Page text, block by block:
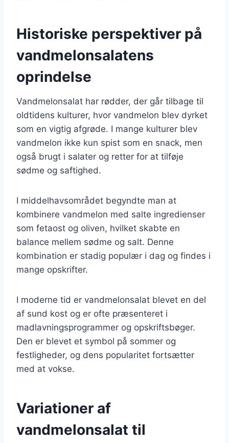
Historiske perspektiver på
vandmelonsalatens
oprindelse
Vandmelonsalat har rødder, der går tilbage til
oldtidens kulturer, hvor vandmelon blev dyrket
som en vigtig afgrøde. I mange kulturer blev
vandmelon ikke kun spist som en snack, men
også brugt i salater og retter for at tilføje
sødme og saftighed.
I middelhavsområdet begyndte man at
kombinere vandmelon med salte ingredienser
som fetaost og oliven, hvilket skabte en
balance mellem sødme og salt. Denne
kombination er stadig populær i dag og findes i
mange opskrifter.
I moderne tid er vandmelonsalat blevet en del
af sund kost og er ofte præsenteret i
madlavningsprogrammer og opskriftsbøger.
Den er blevet et symbol på sommer og
festligheder, og dens popularitet fortsætter
med at vokse.
Variationer af
vandmelonsalat til